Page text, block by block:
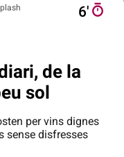
6′
de la
sol
per vins dignes
sense disfresses